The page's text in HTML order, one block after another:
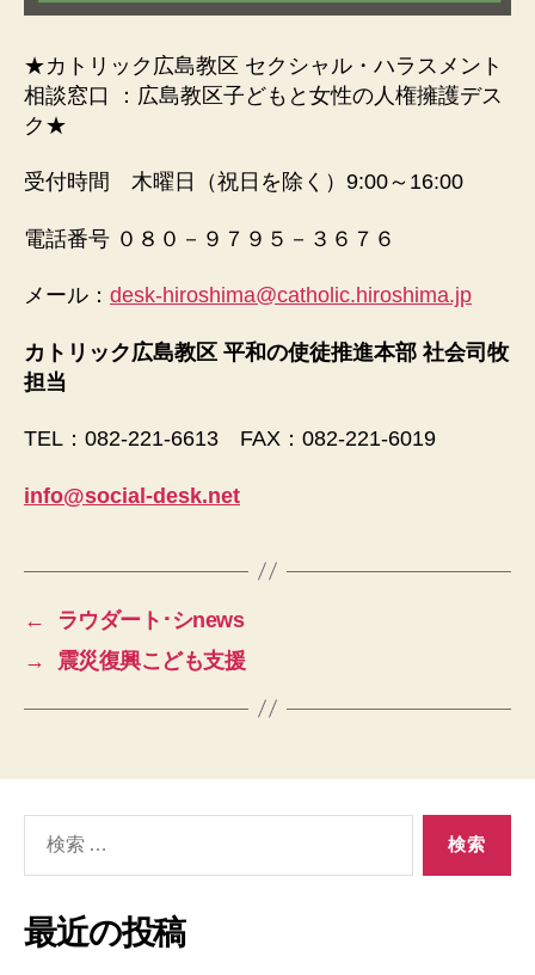
★カトリック広島教区 セクシャル・ハラスメント
相談窓口 ：広島教区子どもと女性の人権擁護デス
ク★
受付時間 木曜日（祝日を除く）9:00～16:00
電話番号 ０８０－９７９５－３６７６
メール： desk-hiroshima@catholic.hiroshima.jp
カトリック広島教区 平和の使徒推進本部 社会司牧
担当
TEL：082-221-6613 FAX：082-221-6019
info@social-desk.net
←
ラウダート･シnews
→
震災復興こども支援
象:
最近の投稿